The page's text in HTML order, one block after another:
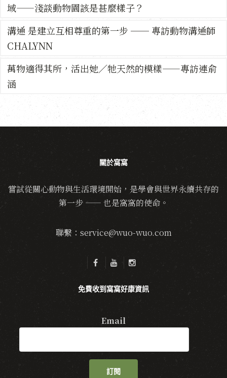
域——淺談動物園該是甚麼樣子？
溝通 是建立互相尊重的第一步 ── 專訪動物溝通師
CHALYNN
萬物適得其所，活出她／牠天然的模樣——專訪連俞
涵
關於窩窩
嘗試從關心動物與生活環境開始，是學會與世界永續共存的
第一步 —— 也是窩窩的使命。
聯繫：service@wuo-wuo.com
免費收到窩窩好康資訊
Email
訂閱